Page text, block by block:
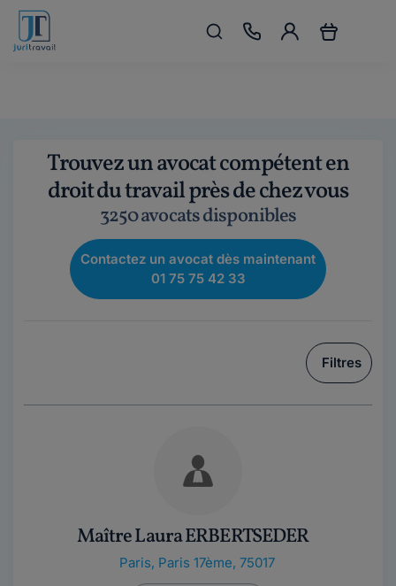
Trouvez un avocat compétent en
droit du travail près de chez vous
3250 avocats disponibles
Contactez un avocat dès maintenant
01 75 75 42 33
Filtres
Maître Laura ERBERTSEDER
Paris, Paris 17ème, 75017